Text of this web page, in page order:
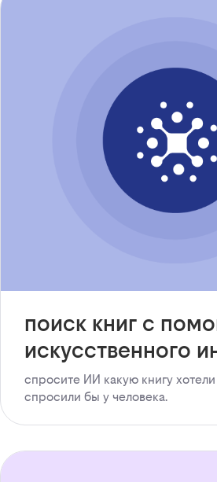
поиск книг с
искусственного
спросите ИИ какую книгу
спросили бы у человека.